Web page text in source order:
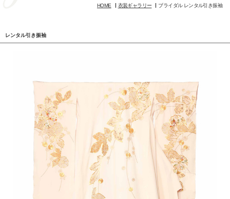
HOME 衣装ギャラリー ブライダル レンタル引き振袖
レンタル引き振袖